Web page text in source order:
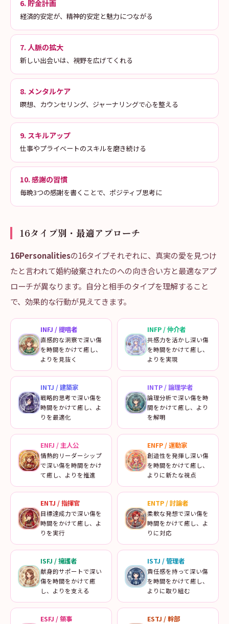
6. 貯金計画
経済的安定が、精神的安定と魅力につながる
7. 人脈の拡大
新しい出会いは、視野を広げてくれる
8. メンタルケア
瞑想、カウンセリング、ジャーナリングで心を整える
9. スキルアップ
仕事やプライベートのスキルを磨き続ける
10. 感謝の習慣
毎晩3つの感謝を書くことで、ポジティブ思考に
16タイプ別・最適アプローチ
16Personalitiesの16タイプそれぞれに、真実の愛を見つけ
たと言われて婚約破棄されたのへの向き合い方と最適なアプ
ローチが異なります。自分と相手のタイプを理解すること
で、効果的な行動が見えてきます。
INFJ /提唱者
直感的な洞察で深い傷
を時間をかけて癒し、
よりを見抜く
INFP/仲介者
共感力を活かし深い傷
を時間をかけて癒し、
よりを実現
INTJ /建築家
戦略的思考で深い傷を
時間をかけて癒し、よ
りを最適化
INTP/論理学者
論理分析で深い傷を時
間をかけて癒し、より
を解明
ENFJ /主人公
情熱的リーダーシップ
で深い傷を時間をかけ
て癒し、よりを推進
ENFP/運動家
創造性を発揮し深い傷
を時間をかけて癒し、
よりに新たな視点
ENTJ /指揮官
目標達成力で深い傷を
時間をかけて癒し、よ
りを実行
ENTP/討論者
柔軟な発想で深い傷を
時間をかけて癒し、よ
りに対応
ISFJ /擁護者
献身的サポートで深い
傷を時間をかけて癒
し、よりを支える
ISTJ /管理者
責任感を持って深い傷
を時間をかけて癒し、
よりに取り組む
ESFJ /領事 ESTJ /幹部